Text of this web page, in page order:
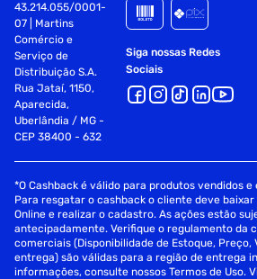
43.214.055/0001-
07 | Martins
Comércio e
Serviço de
Distribuição S.A.
Rua Jataí, 1150,
Aparecida,
Uberlândia / MG -
CEP 38400 - 632
Siga nossas Redes
Sociais
*O Cashback é válido para produtos vendidos
Para resgatar o cashback o cliente deve
Online e realizar o cadastro. As ações estão
antecipadamente. Verifique o regulamento da
comerciais (Disponibilidade de Estoque, Preço,
entrega) são válidas para a região de entrega
informações, consulte nossos Termos de Uso.